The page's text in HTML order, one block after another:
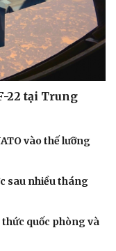
22 tại Trung
vào thế lưỡng
sau nhiều tháng
thức quốc phòng và